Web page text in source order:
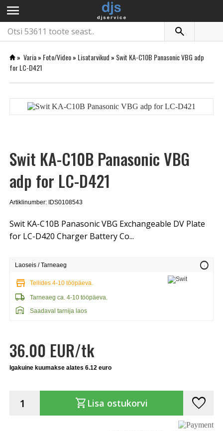
menu
» Varia» Foto/Video» Lisatarvikud » Swit KA-C10B Panasonic VBG adp
for LC-D421
Swit KA-C10B Panasonic VBG
adp for LC-D421
Artiklinumber: IDS0108543
Swit KA-C10B Panasonic VBG Exchangeable DV Plate
for LC-D420 Charger Battery Co...
Laoseis / Tarneaeg info
store Tellides 4-10 tööpäeva.
local_shipping Tarneaeg ca. 4-10 tööpäeva.
warehouse Saadaval tarnija laos
36.00 EUR/tk
Igakuine kuumakse alates 6.12 euro
shopping_cart Lisa ostukorvi favorite